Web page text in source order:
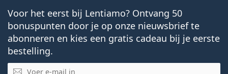
Voor het eerst bij Lentiamo? Ontvang 50
bonuspunten door je op onze nieuwsbrief te
abonneren en kies een gratis cadeau bij je eerste
bestelling.
E-mail